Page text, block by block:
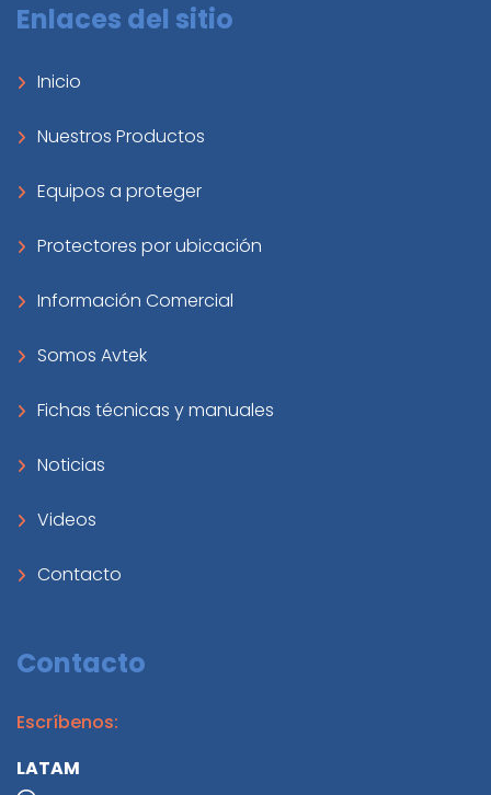
Enlaces del sitio
Inicio
Nuestros Productos
Equipos a proteger
Protectores por ubicación
Información Comercial
Somos Avtek
Fichas técnicas y manuales
Noticias
Videos
Contacto
Contacto
Escríbenos:
LATAM